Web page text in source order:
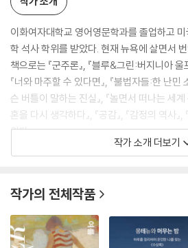
이화여자대학교 영어영문학과를 졸업하고
학 석사 학위를 받았다. 현재 뉴욕에 살면서
책으로는 『군주론』, 『블루&그린:버지니아 울
『너와 마주할 수 있다면』, 『불법자들:한 난민
슨 버틀이 말하는 진실』, 『놀면서 떠나는 세계
혼을 다시 생각하다』, 『공감』, 『감정의 역사』
있다.
작가 소개 더보기
작가의 전체작품